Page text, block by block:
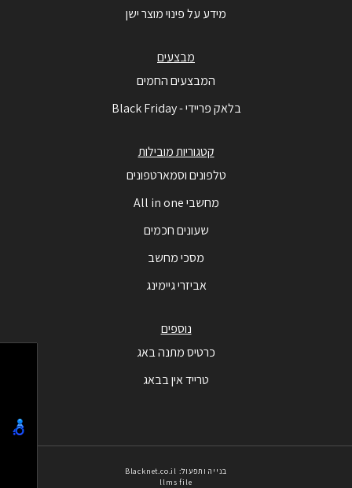
מידע על פינוי מוצר ישן
מבצעים
המבצעים החמים
בלאק פריידי - Black Friday
קטגוריות מובילות
טלפונים וסמארטפונים
מחשבי All in one
שעונים חכמים
מסכי מחשב
אביזרי גיימינג
נוספים
כרטיס מתנה באג
טרייד אין בבאג
בנייה ותפעול: Blacknet.co.il
llms file